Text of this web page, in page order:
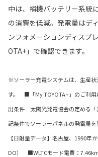
中は、補機バッテリー系統
の消費を低減。発電量はデ
ンフォメーションディスプ
OTA+」で確認できます。
※ソーラー充電システムは、生産
す。 ■「My TOYOTA+」のご利
出条件 太陽光発電協会の定める「
記条件でソーラーパネルの発電量を
【日射量データ】名古屋、1990年
DO） ■WLTCモード電費：